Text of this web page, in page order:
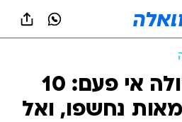
ההדלפה הגדולה אי פעם: 10
נחשפו, ואל